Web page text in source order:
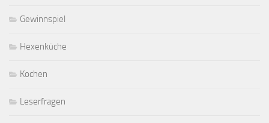
Gewinnspiel
Hexenküche
Kochen
Leserfragen